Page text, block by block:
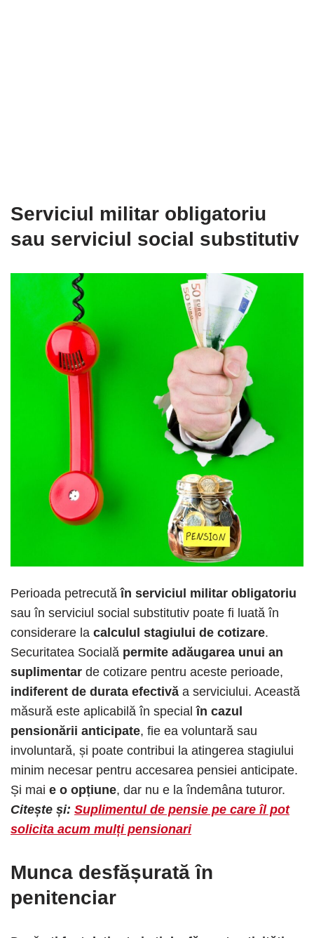
Serviciul militar obligatoriu
sau serviciul social substitutiv
Perioada petrecutăîn serviciul militar obligatoriu
sau în serviciul social substitutiv poate fi luată în
considerare la calculul stagiului de cotizare.
Securitatea Socială permite adăugarea unui an
suplimentar de cotizare pentru aceste perioade,
indiferent de durata efectivă a serviciului. Această
măsură este aplicabilă în specialîn cazul
pensionării anticipate, fie ea voluntară sau
involuntară, și poate contribui la atingerea stagiului
minim necesar pentru accesarea pensiei anticipate.​
Și mai e o opțiune, dar nu e la îndemâna tuturor.
Citește și: Suplimentul de pensie pe care îl pot
solicita acum mulți pensionari
Munca desfășurată în
penitenciar